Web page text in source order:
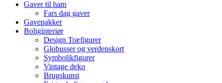
Gaver til ham
Fars dag gaver
Gavepakker
Boliginteriør
Design Træfigurer
Globusser og verdenskort
Symbolikfigurer
Vintage deko
Brugskunst